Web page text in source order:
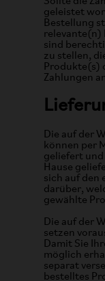
geleistet
Bestellung
sind
zu stellen,
Produkte(s)
Zahlungen
Die auf der
können per
geliefert
Hause
sich auf den
darüber,
gewählte
Die auf der
setzen
Damit Sie
möglich
separat
bestelltes